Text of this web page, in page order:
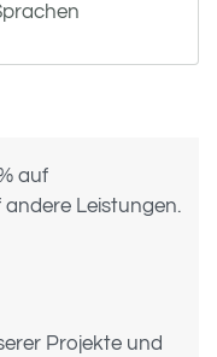
auf
Leistungen.
Projekte und